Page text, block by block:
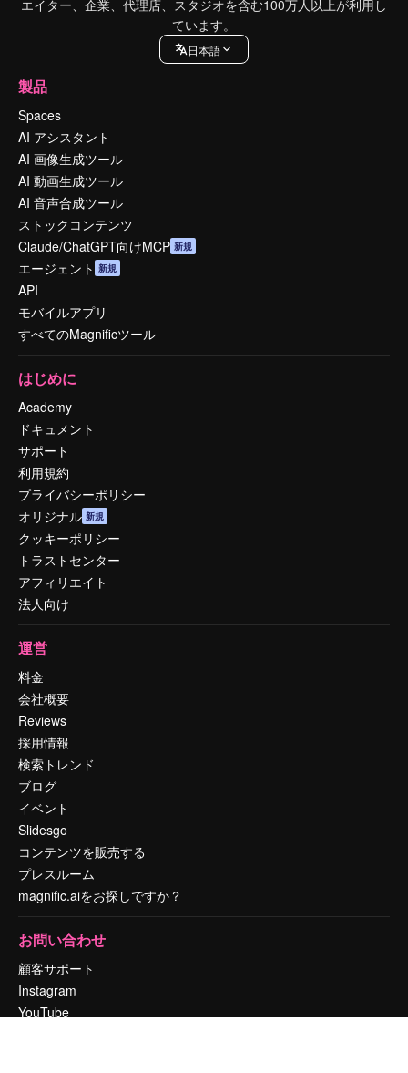
エイター、企業、代理店、スタジオを含む100万人以上が利用し
ています。
日本語
製品
Spaces
AI アシスタント
AI 画像生成ツール
AI 動画生成ツール
AI 音声合成ツール
ストックコンテンツ
Claude/ChatGPT向けMCP 新規
エージェント 新規
API
モバイルアプリ
すべてのMagnificツール
はじめに
Academy
ドキュメント
サポート
利用規約
プライバシーポリシー
オリジナル 新規
クッキーポリシー
トラストセンター
アフィリエイト
法人向け
運営
料金
会社概要
Reviews
採用情報
検索トレンド
ブログ
イベント
Slidesgo
コンテンツを販売する
プレスルーム
magnific.aiをお探しですか？
お問い合わせ
顧客サポート
Instagram
YouTube